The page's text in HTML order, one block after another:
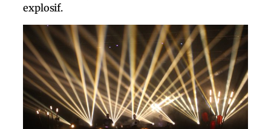
explosif.